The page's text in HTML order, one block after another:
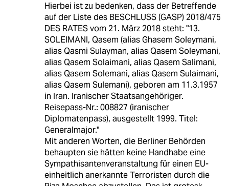
Hierbei ist zu bedenken, dass der Betreffende
auf der Liste des BESCHLUSS (GASP) 2018/475
DES RATES vom 21. März 2018 steht: "13.
SOLEIMANI, Qasem (alias Ghasem Soleymani,
alias Qasmi Sulayman, alias Qasem Soleymani,
alias Qasem Solaimani, alias Qasem Salimani,
alias Qasem Solemani, alias Qasem Sulaimani,
alias Qasem Sulemani), geboren am 11.3.1957
in Iran. Iranischer Staatsangehöriger.
Reisepass-Nr.: 008827 (iranischer
Diplomatenpass), ausgestellt 1999. Titel:
Generalmajor."
Mit anderen Worten, die Berliner Behörden
behaupten sie hätten keine Handhabe eine
Sympathisantenveranstaltung für einen EU-
einheitlich anerkannte Terroristen durch die